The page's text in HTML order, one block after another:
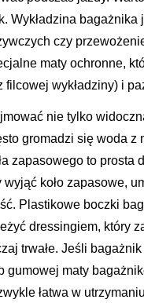
Wykładzina
czy
maty ochronne,
wykładziny) i
nie tylko
gromadzi się woda
zapasowego to prosta
koło zapasowe,
Plastikowe boczki
dressingiem, który
trwałe. Jeśli
gumowej maty
łatwa w